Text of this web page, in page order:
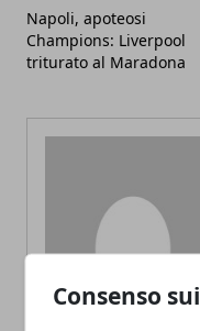
Consenso
Napoli, apoteosi
Champions: Liverpool
triturato al Maradona